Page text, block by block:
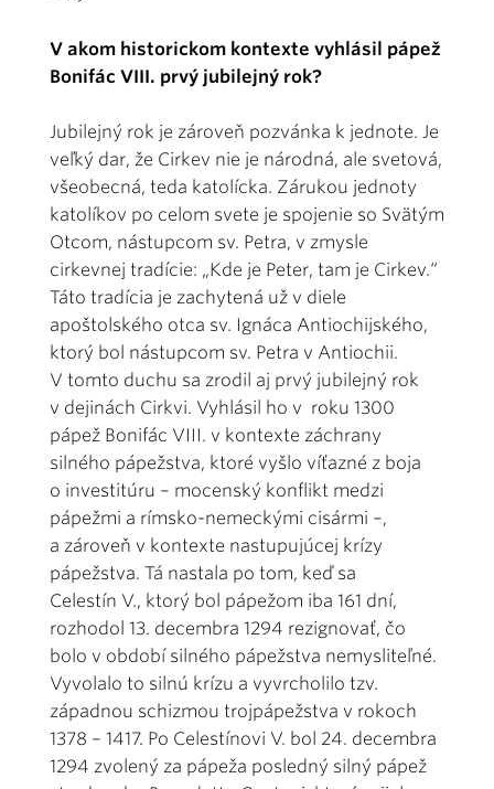
V akom historickom kontexte vyhlásil pápež
Bonifác VIII. prvý jubilejný rok?
Jubilejný rok je zároveň pozvánka k jednote. Je
veľký dar, že Cirkev nie je národná, ale svetová,
všeobecná, teda katolícka. Zárukou jednoty
katolíkov po celom svete je spojenie so Svätým
Otcom, nástupcom sv. Petra, v zmysle
cirkevnej tradície: „Kde je Peter, tam je Cirkev.“
Táto tradícia je zachytená už v diele
apoštolského otca sv. Ignáca Antiochijského,
ktorý bol nástupcom sv. Petra v Antiochii.
V tomto duchu sa zrodil aj prvý jubilejný rok
v dejinách Cirkvi. Vyhlásil ho v roku 1300
pápež Bonifác VIII. v kontexte záchrany
silného pápežstva, ktoré vyšlo víťazné z boja
o investitúru – mocenský konflikt medzi
pápežmi a rímsko-nemeckými cisármi –,
a zároveň v kontexte nastupujúcej krízy
pápežstva. Tá nastala po tom, keď sa
Celestín V., ktorý bol pápežom iba 161 dní,
rozhodol 13. decembra 1294 rezignovať, čo
bolo v období silného pápežstva nemysliteľné.
Vyvolalo to silnú krízu a vyvrcholilo tzv.
západnou schizmou trojpápežstva v rokoch
1378 – 1417. Po Celestínovi V. bol 24. decembra
1294 zvolený za pápeža posledný silný pápež